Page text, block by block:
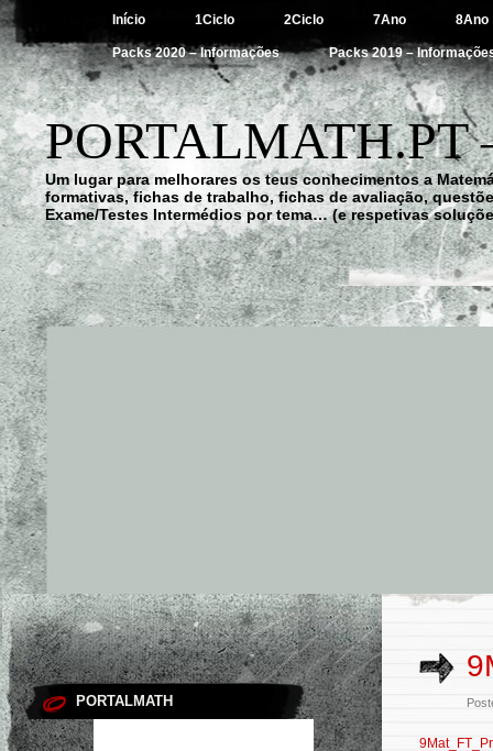
Início 1Ciclo 2Ciclo 7Ano 8Ano
Packs 2020 – Informações Packs 2019 –
Um lugar para melhorares os teus conhecimentos a
formativas, fichas de trabalho, fichas de avaliação,
Exame/Testes Intermédios por tema… (e respetivas
PORTALMATH